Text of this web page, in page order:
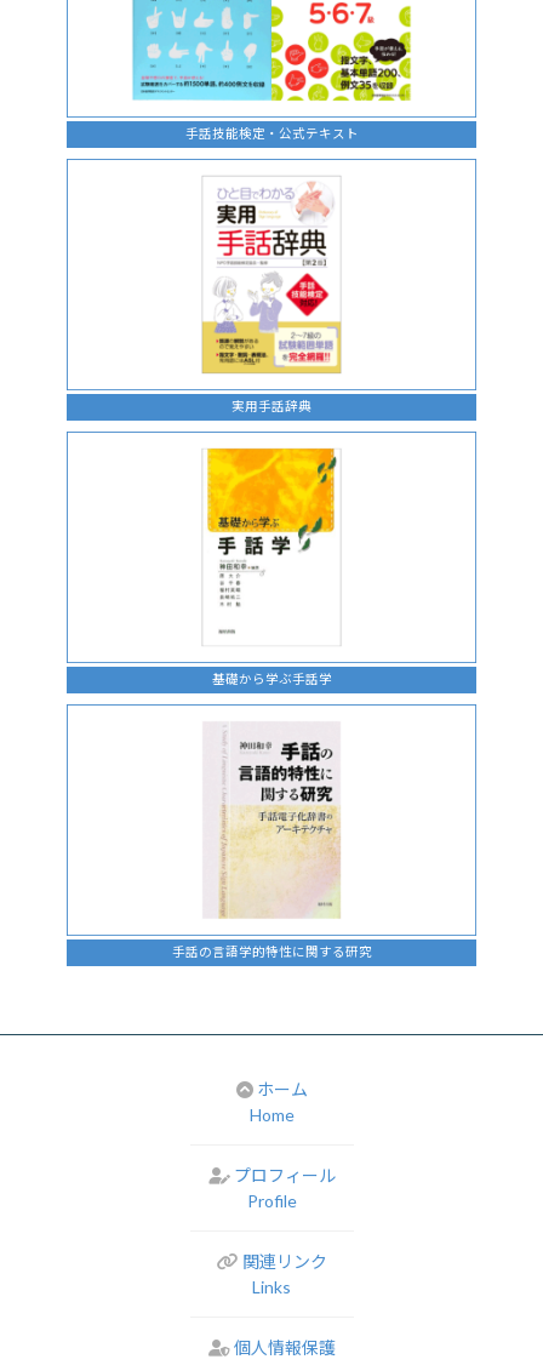
手話技能検定・公式テキスト
実用手話辞典
基礎から学ぶ手話学
手話の言語学的特性に関する研究
ホーム
Home
プロフィール
Profile
関連リンク
Links
個人情報保護